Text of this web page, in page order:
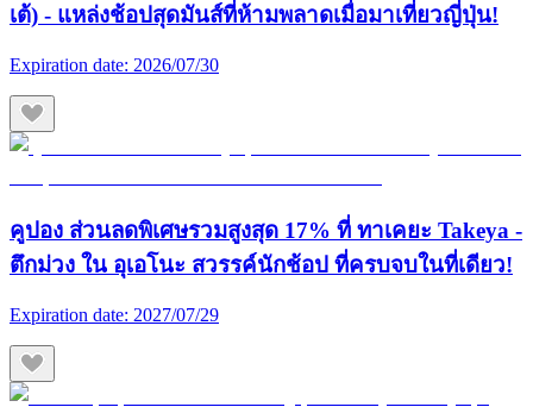
เต้) - แหล่งช้อปสุดมันส์ที่ห้ามพลาดเมื่อมาเที่ยวญี่ปุ่น!
Expiration date: 2026/07/30
คูปอง ส่วนลดพิเศษรวมสูงสุด 17% ที่ ทาเคยะ Takeya -
ตึกม่วง ใน อุเอโนะ สวรรค์นักช้อป ที่ครบจบในที่เดียว!
Expiration date: 2027/07/29